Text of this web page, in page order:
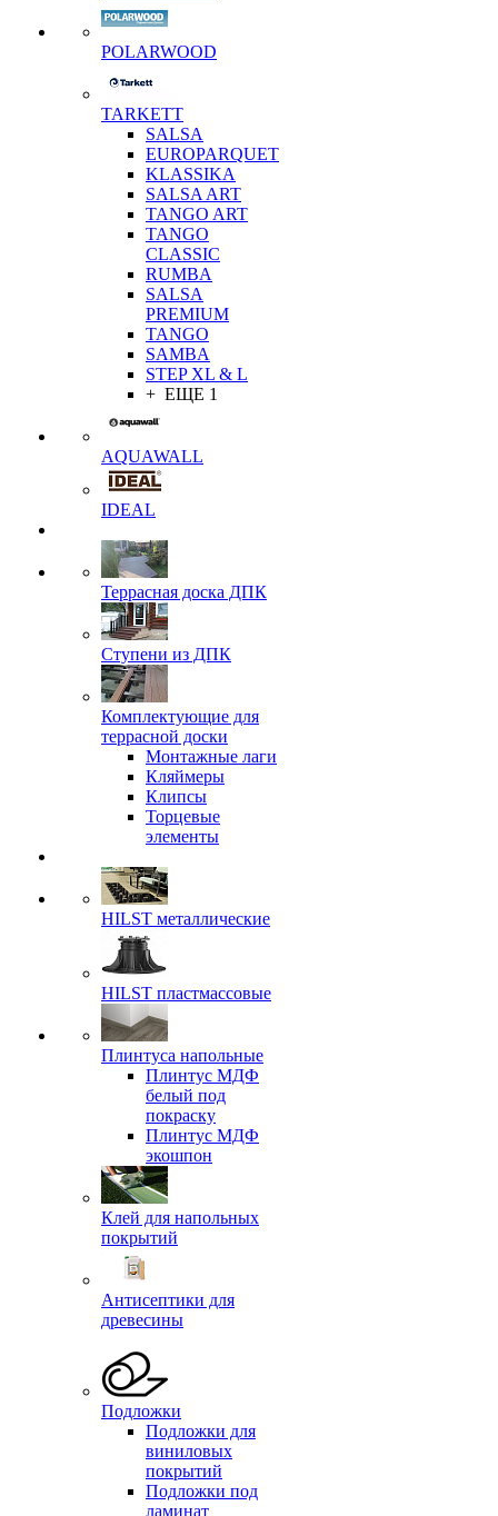
POLARWOOD
TARKETT
SALSA
EUROPARQUET
KLASSIKA
SALSA ART
TANGO ART
TANGO
CLASSIC
RUMBA
SALSA
PREMIUM
TANGO
SAMBA
STEP XL & L
+ ЕЩЕ 1
AQUAWALL
IDEAL
Террасная доска ДПК
Ступени из ДПК
Комплектующие для
террасной доски
Монтажные лаги
Кляймеры
Клипсы
Торцевые
элементы
HILST металлические
HILST пластмассовые
Плинтуса напольные
Плинтус МДФ
белый под
покраску
Плинтус МДФ
экошпон
Клей для напольных
покрытий
Антисептики для
древесины
Подложки
Подложки для
виниловых
покрытий
Подложки под
ламинат